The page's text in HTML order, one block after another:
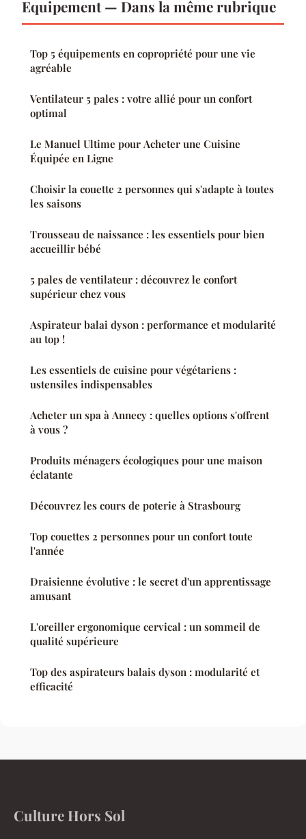
Equipement — Dans la même rubrique
Top 5 équipements en copropriété pour une vie
agréable
Ventilateur 5 pales : votre allié pour un confort
optimal
Le Manuel Ultime pour Acheter une Cuisine
Équipée en Ligne
Choisir la couette 2 personnes qui s'adapte à toutes
les saisons
Trousseau de naissance : les essentiels pour bien
accueillir bébé
5 pales de ventilateur : découvrez le confort
supérieur chez vous
Aspirateur balai dyson : performance et modularité
au top !
Les essentiels de cuisine pour végétariens :
ustensiles indispensables
Acheter un spa à Annecy : quelles options s'offrent
à vous ?
Produits ménagers écologiques pour une maison
éclatante
Découvrez les cours de poterie à Strasbourg
Top couettes 2 personnes pour un confort toute
l'année
Draisienne évolutive : le secret d'un apprentissage
amusant
L'oreiller ergonomique cervical : un sommeil de
qualité supérieure
Top des aspirateurs balais dyson : modularité et
efficacité
Culture Hors Sol